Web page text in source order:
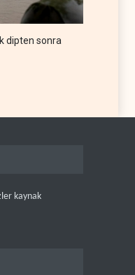
dipten sonra
kaynak